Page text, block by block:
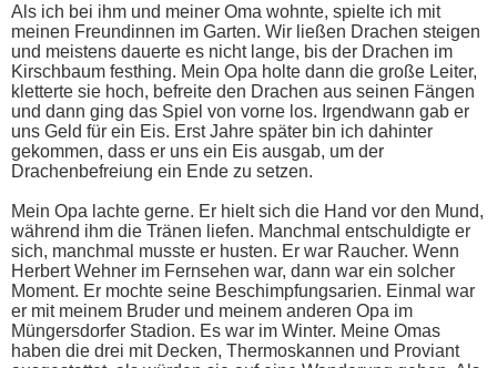
Als ich bei ihm und meiner Oma wohnte, spielte ich mit
meinen Freundinnen im Garten. Wir ließen Drachen steigen
und meistens dauerte es nicht lange, bis der Drachen im
Kirschbaum festhing. Mein Opa holte dann die große Leiter,
kletterte sie hoch, befreite den Drachen aus seinen Fängen
und dann ging das Spiel von vorne los. Irgendwann gab er
uns Geld für ein Eis. Erst Jahre später bin ich dahinter
gekommen, dass er uns ein Eis ausgab, um der
Drachenbefreiung ein Ende zu setzen.
Mein Opa lachte gerne. Er hielt sich die Hand vor den Mund,
während ihm die Tränen liefen. Manchmal entschuldigte er
sich, manchmal musste er husten. Er war Raucher. Wenn
Herbert Wehner im Fernsehen war, dann war ein solcher
Moment. Er mochte seine Beschimpfungsarien. Einmal war
er mit meinem Bruder und meinem anderen Opa im
Müngersdorfer Stadion. Es war im Winter. Meine Omas
haben die drei mit Decken, Thermoskannen und Proviant